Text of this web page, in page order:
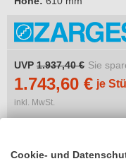
UVP 1.937,40 € Sie
1.743,60 € je
inkl. MwSt.
Länge
Cookie- und